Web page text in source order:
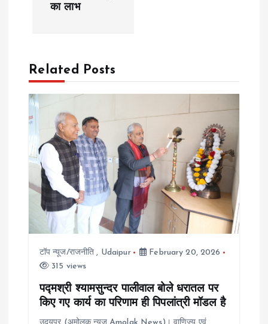
v
g
a
t
o
का लाभ
Related Posts
टॉप न्यूज/राजनीति , Udaipur
February 20, 2026
315 views
पद्मश्री श्यामसुन्दर पालीवाल बोले धरातल पर
किए गए कार्य का परिणाम ही पिपलांत्री मॉडल है